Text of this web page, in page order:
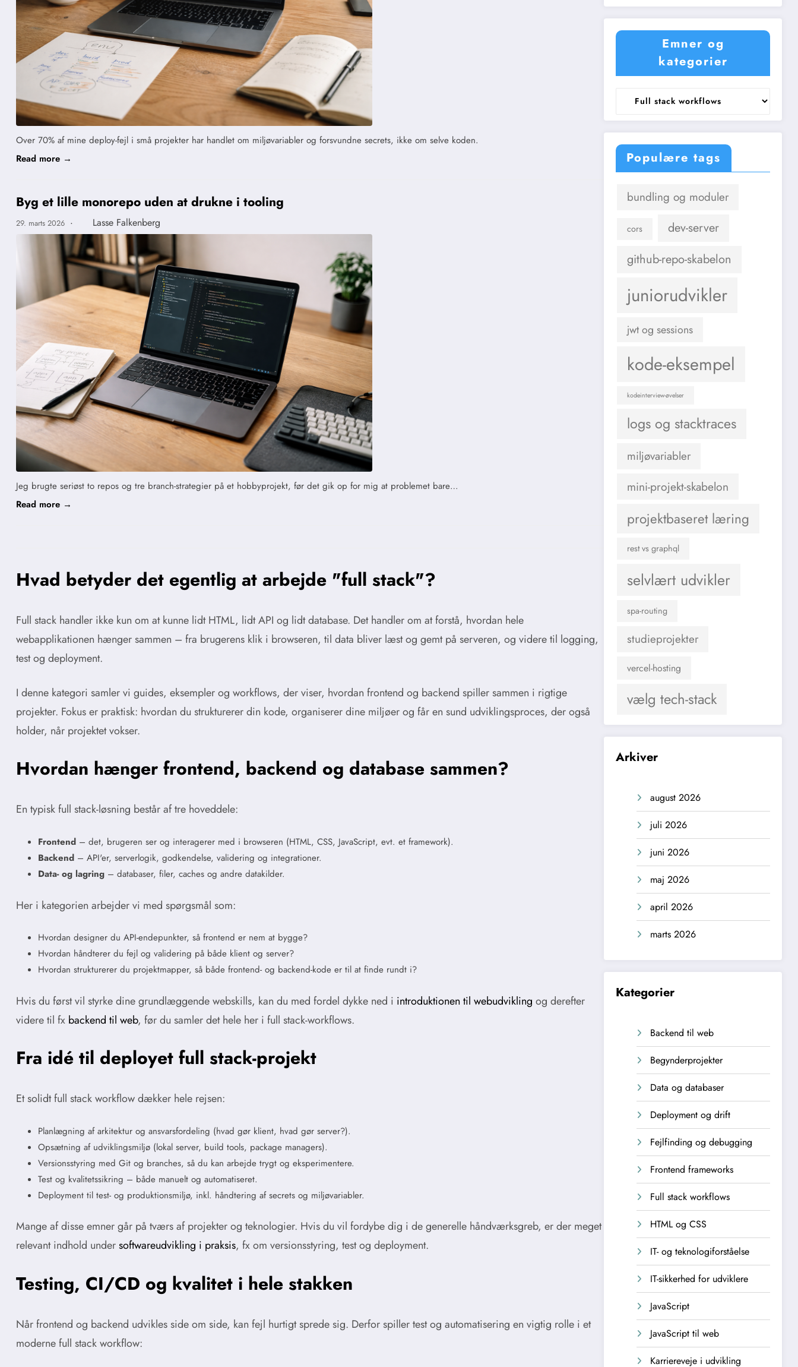
Over 70% af mine deploy-fejl i små projekter har handlet om miljøvariabler og forsvundne secrets, ikke om selve koden.
Read more →
Byg et lille monorepo uden at drukne i tooling
29. marts 2026 · Lasse Falkenberg
Jeg brugte seriøst to repos og tre branch-strategier på et hobbyprojekt, før det gik op for mig at problemet bare…
Read more →
Hvad betyder det egentlig at arbejde "full stack"?
Full stack handler ikke kun om at kunne lidt HTML, lidt API og lidt database. Det handler om at forstå, hvordan hele
webapplikationen hænger sammen – fra brugerens klik i browseren, til data bliver læst og gemt på serveren, og videre til logging,
test og deployment.
I denne kategori samler vi guides, eksempler og workflows, der viser, hvordan frontend og backend spiller sammen i rigtige
projekter. Fokus er praktisk: hvordan du strukturerer din kode, organiserer dine miljøer og får en sund udviklingsproces, der også
holder, når projektet vokser.
Hvordan hænger frontend, backend og database sammen?
En typisk full stack-løsning består af tre hoveddele:
Frontend– det, brugeren ser og interagerer med i browseren (HTML, CSS, JavaScript, evt. et framework).
Backend– API'er, serverlogik, godkendelse, validering og integrationer.
Data- og lagring– databaser, filer, caches og andre datakilder.
Her i kategorien arbejder vi med spørgsmål som:
Hvordan designer du API-endepunkter, så frontend er nem at bygge?
Hvordan håndterer du fejl og validering på både klient og server?
Hvordan strukturerer du projektmapper, så både frontend- og backend-kode er til at finde rundt i?
Hvis du først vil styrke dine grundlæggende webskills, kan du med fordel dykke ned i introduktionen til webudvikling og derefter
videre til fx backend til web, før du samler det hele her i full stack-workflows.
Fra idé til deployet full stack-projekt
Et solidt full stack workflow dækker hele rejsen:
Planlægning af arkitektur og ansvarsfordeling (hvad gør klient, hvad gør server?).
Opsætning af udviklingsmiljø (lokal server, build tools, package managers).
Versionsstyring med Git og branches, så du kan arbejde trygt og eksperimentere.
Test og kvalitetssikring – både manuelt og automatiseret.
Deployment til test- og produktionsmiljø, inkl. håndtering af secrets og miljøvariabler.
Mange af disse emner går på tværs af projekter og teknologier. Hvis du vil fordybe dig i de generelle håndværksgreb, er der meget
relevant indhold undersoftwareudvikling i praksis, fx om versionsstyring, test og deployment.
Testing, CI/CD og kvalitet i hele stakken
Når frontend og backend udvikles side om side, kan fejl hurtigt sprede sig. Derfor spiller test og automatisering en vigtig rolle i et
moderne full stack workflow:
Emner og
kategorier
Emner
kategorier
Populære tags
bundling og moduler
cors
dev-server
github-repo-skabelon
juniorudvikler
jwt og sessions
kode-eksempel
kodeinterview-øvelser
logs og stacktraces
miljøvariabler
mini-projekt-skabelon
projektbaseret læring
rest vs graphql
selvlært udvikler
spa-routing
studieprojekter
vercel-hosting
vælg tech-stack
Arkiver
august 2026
juli 2026
juni 2026
maj 2026
april 2026
marts 2026
Kategorier
Backend til web
Begynderprojekter
Data og databaser
Deployment og drift
Fejlfinding og debugging
Frontend frameworks
Full stack workflows
HTML og CSS
IT- og teknologiforståelse
IT-sikkerhed for udviklere
JavaScript
JavaScript til web
Karriereveje i udvikling